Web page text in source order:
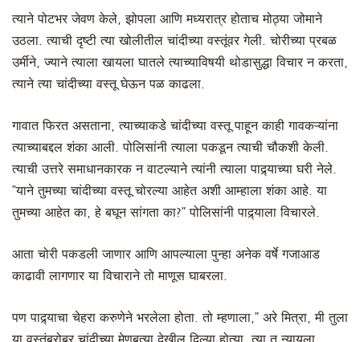
त्याने पोटभर जेवण केले, झोपला आणि मध्यरात्र होताच मोठ्या जोमाने
उठला. त्याची दृष्टी त्या खोलीतील चांदीच्या वस्तूंवर गेली. चोरीच्या प्रबळ
उर्मीने, ज्याने त्याला खायला घातले त्याच्याविषयी थोडासुद्धा विचार न करता,
त्याने त्या चांदीच्या वस्तू घेऊन पळ काढला.
गावात फिरत असताना, त्याच्याकडे चांदीच्या वस्तू पाहून काही गावकऱ्यांना
त्याच्याबद्दल शंका आली. पोलिसांनी त्याला पकडून त्याची चौकशी केली.
त्याची उत्तरे समाधानकारक न वाटल्याने त्यांनी त्याला पाद्र्याच्या घरी नेले.
“याने तुमच्या चांदीच्या वस्तू चोरल्या आहेत अशी आम्हाला शंका आहे. या
तुमच्या आहेत का, हे बघून सांगता का?” पोलिसांनी पाद्र्याला विचारले.
आता चोरी पकडली जाणार आणि आपल्याला पुन्हा अनेक वर्षे गजाआड
काढावी लागणार या विचाराने तो माणूस घाबरला.
पण पाद्र्याचा चेहरा करुणेने भरलेला होता. तो म्हणाला,” अरे मित्रा, मी तुला